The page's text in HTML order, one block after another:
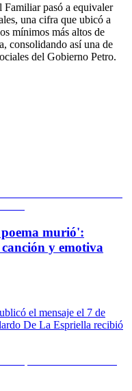
pasó a equivaler
una cifra que ubicó a
mínimos más altos de
consolidando así una de
del Gobierno Petro.
poema murió':
y emotiva
el mensaje el 7 de
De La Espriella recibió